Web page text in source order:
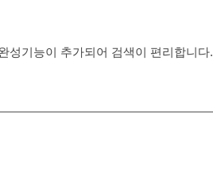
성기능이 추가되어 검색이 편리합니다.